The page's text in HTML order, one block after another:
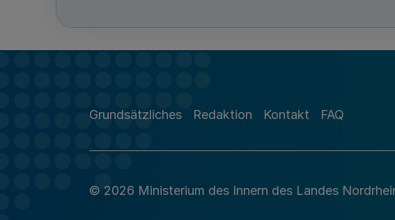
Grundsätzliches Redaktion Kontakt FAQ
© 2026 Ministerium des Innern des Landes